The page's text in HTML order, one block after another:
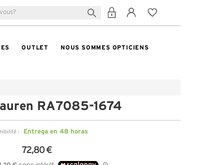
OUTLET NOUS SOMMES OPTICIENS
RA7085-1674
: Entrega en 48 horas
72,80 €